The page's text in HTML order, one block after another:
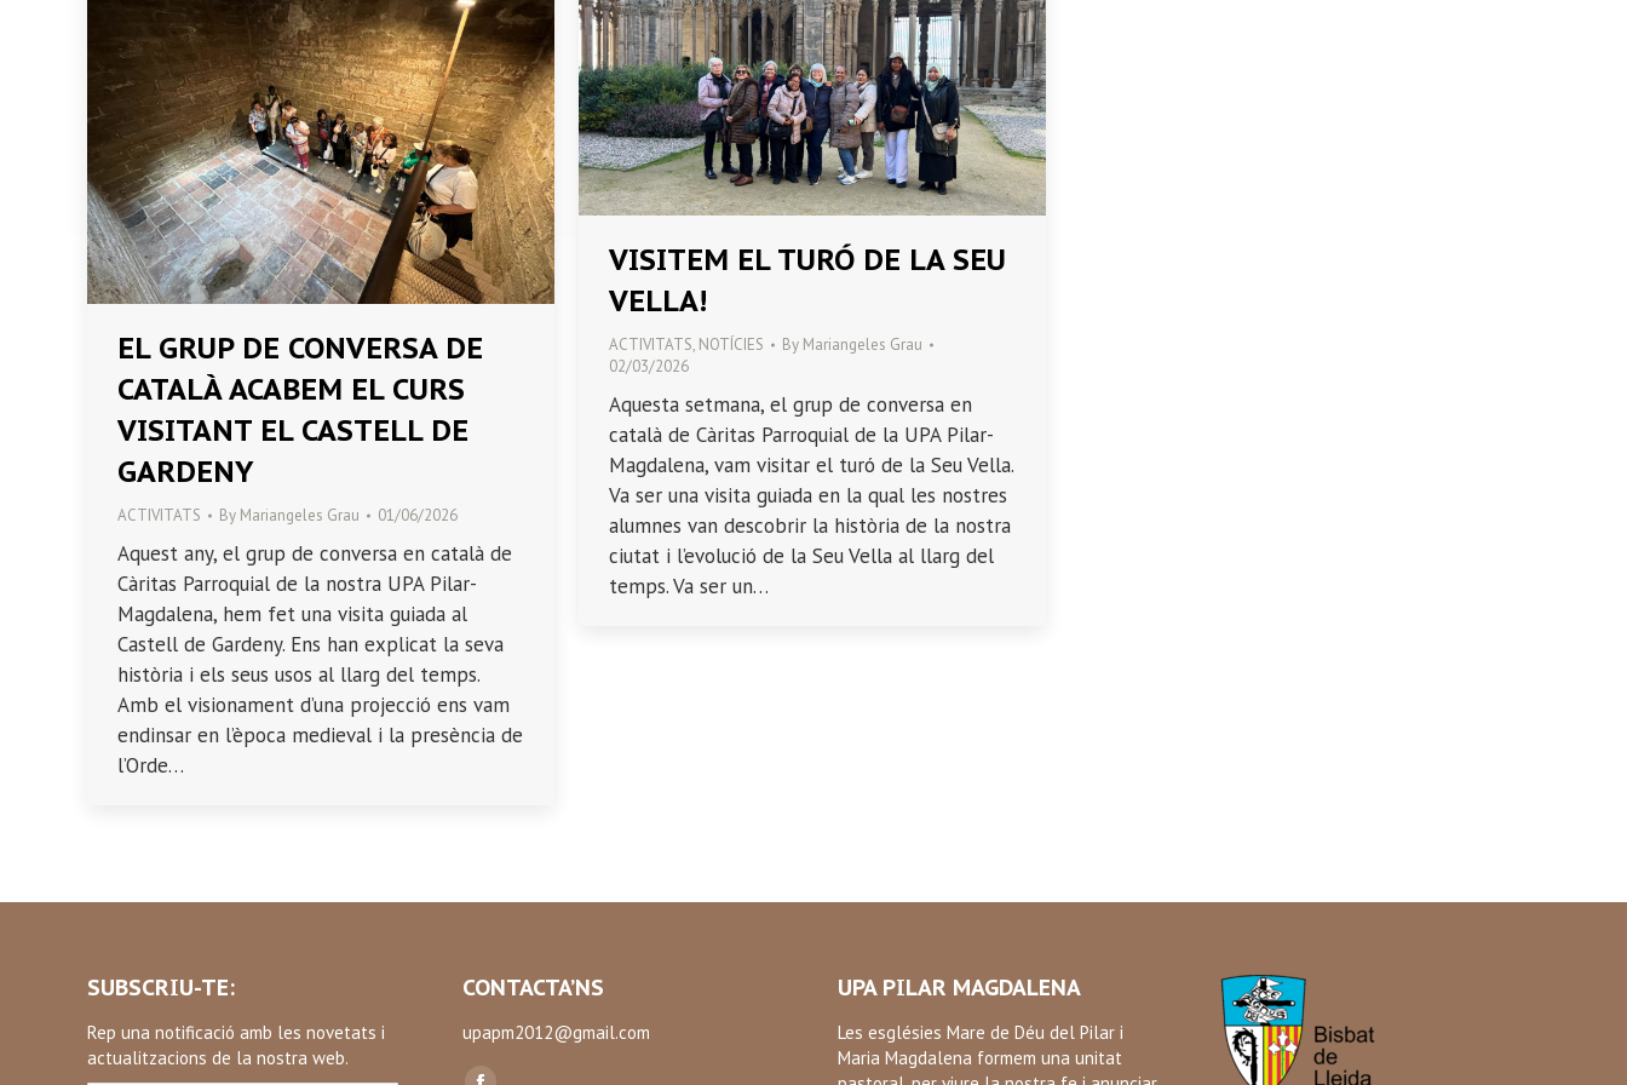
EL GRUP DE CONVERSA DE
CATALÀ ACABEM EL CURS
VISITANT EL CASTELL DE
GARDENY
ACTIVITATS By Mariangeles Grau 01/06/2026
Aquest any, el grup de conversa en català de
Càritas Parroquial de la nostra UPA Pilar-
Magdalena, hem fet una visita guiada al
Castell de Gardeny. Ens han explicat la seva
història i els seus usos al llarg del temps.
Amb el visionament d’una projecció ens vam
endinsar en l’època medieval i la presència de
l’Orde…
VISITEM EL TURÓ DE LA SEU
VELLA!
ACTIVITATS, NOTÍCIES By Mariangeles Grau
02/03/2026
Aquesta setmana, el grup de conversa en
català de Càritas Parroquial de la UPA Pilar-
Magdalena, vam visitar el turó de la Seu Vella.
Va ser una visita guiada en la qual les nostres
alumnes van descobrir la història de la nostra
ciutat i l’evolució de la Seu Vella al llarg del
temps. Va ser un…
SUBSCRIU-TE:
Rep una notificació amb les novetats i
actualitzacions de la nostra web.
CONTACTA’NS
upapm2012@gmail.com
Find us on:
UPA PILAR MAGDALENA
Les esglésies Mare de Déu del Pilar i
Maria Magdalena formem una unitat